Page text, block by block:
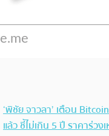
‘พิชัย จาวลา’ เตือน
แล้ว ชี้ไม่เกิน 5 ปี ราคาร่ว